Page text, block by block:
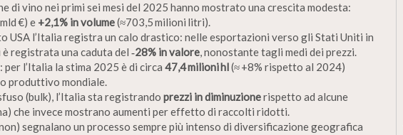
di vino nei primi sei mesi del 2025 hanno mostrato una crescita modesta:
€) e +2,1% in volume(≈703,5 milioni litri).
USA l’Italia registra un calo drastico: nelle esportazioni verso gli Stati Uniti in
registrata una caduta del ‑28% in valore, nonostante tagli medi dei prezzi.
per l’Italia la stima 2025 è di circa 47,4 milioni hl(≈ +8% rispetto al 2024)
produttivo mondiale.
(bulk), l’Italia sta registrando prezzi in diminuzionerispetto ad alcune
che invece mostrano aumenti per effetto di raccolti ridotti.
segnalano un processo sempre più intenso di diversificazione geografica